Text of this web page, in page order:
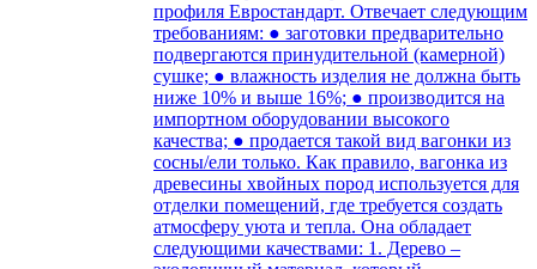
профиля Евростандарт. Отвечает следующим
требованиям: ● заготовки предварительно
подвергаются принудительной (камерной)
сушке; ● влажность изделия не должна быть
ниже 10% и выше 16%; ● производится на
импортном оборудовании высокого
качества; ● продается такой вид вагонки из
сосны/ели только. Как правило, вагонка из
древесины хвойных пород используется для
отделки помещений, где требуется создать
атмосферу уюта и тепла. Она обладает
следующими качествами: 1. Дерево –